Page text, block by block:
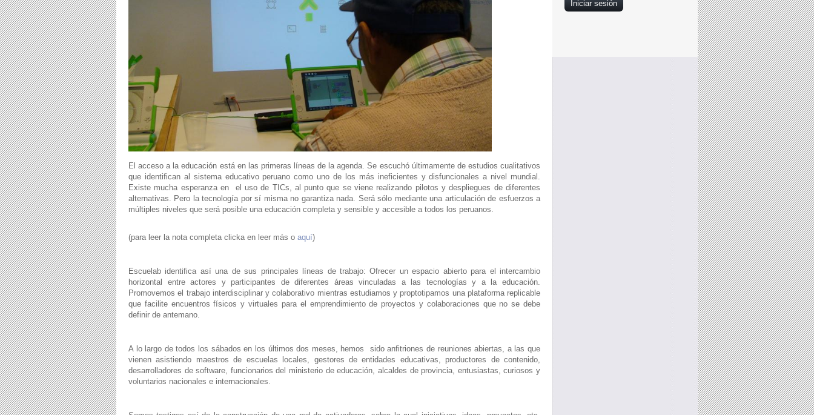
El acceso a la educación está en las primeras líneas de la agenda. Se escuchó últimamente de estudios cualitativos
que identifican al sistema educativo peruano como uno de los más ineficientes y disfuncionales a nivel mundial.
Existe mucha esperanza en el uso de TICs, al punto que se viene realizando pilotos y despliegues de diferentes
alternativas. Pero la tecnología por sí misma no garantiza nada. Será sólo mediante una articulación de esfuerzos a
múltiples niveles que será posible una educación completa y sensible y accesible a todos los peruanos.
(para leer la nota completa clicka en leer más o aquí)
Escuelab identifica así una de sus principales líneas de trabajo: Ofrecer un espacio abierto para el intercambio
horizontal entre actores y participantes de diferentes áreas vinculadas a las tecnologías y a la educación.
Promovemos el trabajo interdisciplinar y colaborativo mientras estudiamos y proptotipamos una plataforma replicable
que facilite encuentros físicos y virtuales para el emprendimiento de proyectos y colaboraciones que no se debe
definir de antemano.
A lo largo de todos los sábados en los últimos dos meses, hemos sido anfitriones de reuniones abiertas, a las que
vienen asistiendo maestros de escuelas locales, gestores de entidades educativas, productores de contenido,
desarrolladores de software, funcionarios del ministerio de educación, alcaldes de provincia, entusiastas, curiosos y
voluntarios nacionales e internacionales.